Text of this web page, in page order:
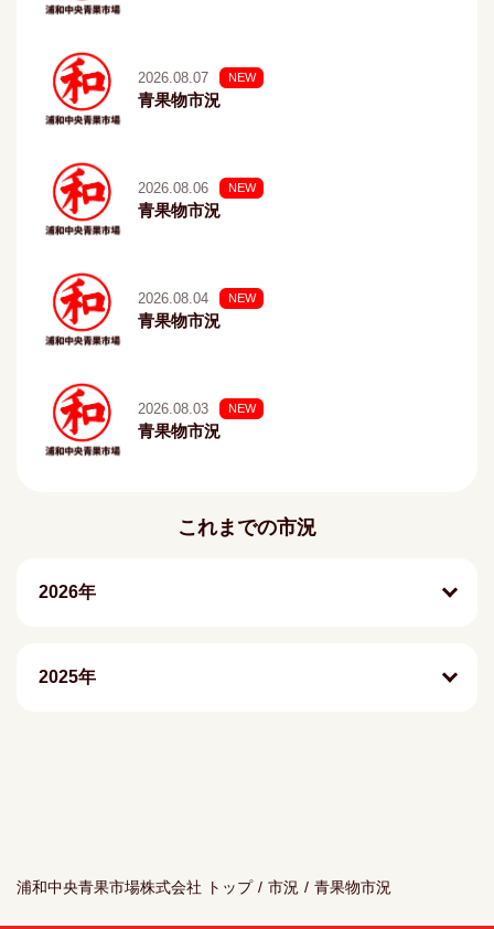
2026.08.07 NEW
青果物市況
2026.08.06 NEW
青果物市況
2026.08.04 NEW
青果物市況
2026.08.03 NEW
青果物市況
これまでの市況
2026年
2025年
浦和中央青果市場株式会社 トップ / 市況 / 青果物市況